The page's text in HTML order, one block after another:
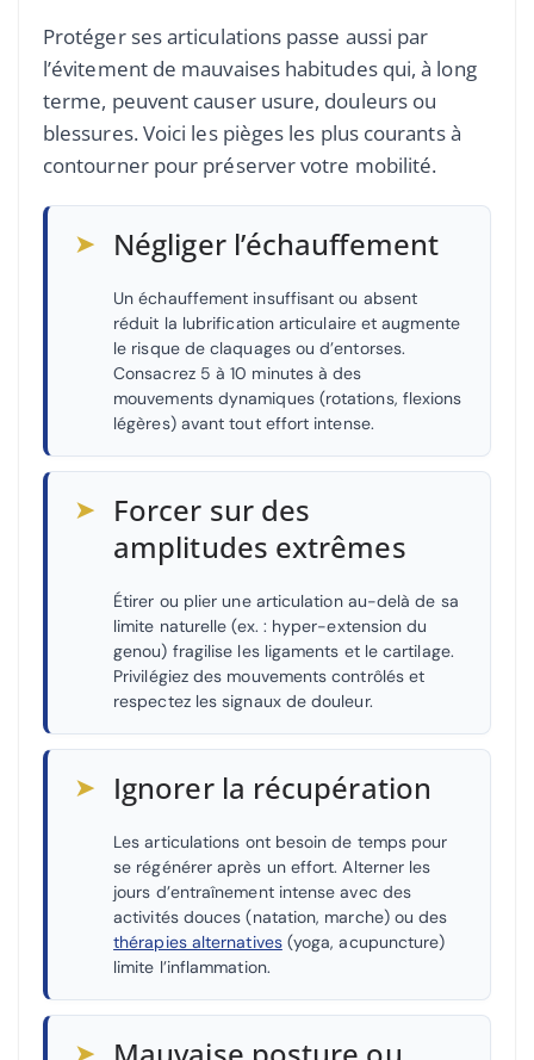
Protéger ses articulations passe aussi par
l’évitement de mauvaises habitudes qui, à long
terme, peuvent causer usure, douleurs ou
blessures. Voici les pièges les plus courants à
contourner pour préserver votre mobilité.
➤ Négliger l’échauffement
Un échauffement insuffisant ou absent
réduit la lubrification articulaire et augmente
le risque de claquages ou d’entorses.
Consacrez 5 à 10 minutes à des
mouvements dynamiques (rotations, flexions
légères) avant tout effort intense.
➤ Forcer sur des
amplitudes extrêmes
Étirer ou plier une articulation au-delà de sa
limite naturelle (ex. : hyper-extension du
genou) fragilise les ligaments et le cartilage.
Privilégiez des mouvements contrôlés et
respectez les signaux de douleur.
➤ Ignorer la récupération
Les articulations ont besoin de temps pour
se régénérer après un effort. Alterner les
jours d’entraînement intense avec des
activités douces (natation, marche) ou des
thérapies alternatives(yoga, acupuncture)
limite l’inflammation.